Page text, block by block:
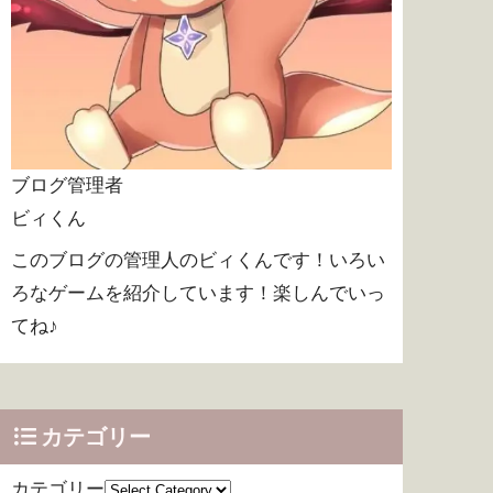
ブログ管理者
ビィくん
このブログの管理人のビィくんです！いろい
ろなゲームを紹介しています！楽しんでいっ
てね♪
カテゴリー